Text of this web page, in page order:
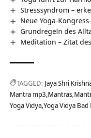
Stresssyndrom –
Neue Yoga-
Grundregeln des
Meditation – Zitat
TAGGED: Jaya Shri
Mantra mp3 Mantras
Yoga Vidya Yoga Vidya